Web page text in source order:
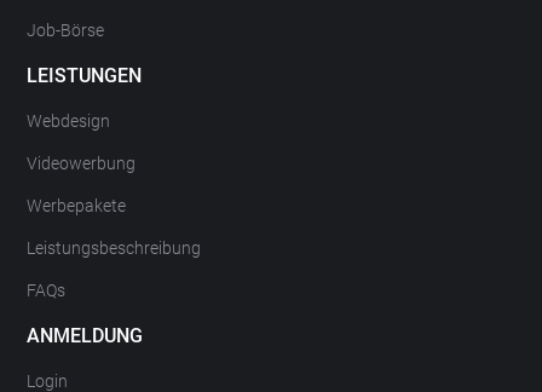
Job-Börse
LEISTUNGEN
Webdesign
Videowerbung
Werbepakete
Leistungsbeschreibung
FAQs
ANMELDUNG
Login